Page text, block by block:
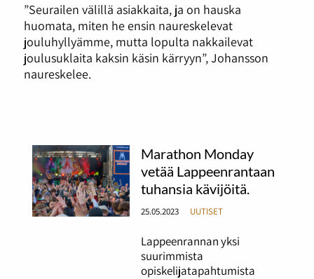
”Seurailen välillä asiakkaita, ja on hauska
huomata, miten he ensin naureskelevat
jouluhyllyämme, mutta lopulta nakkailevat
joulusuklaita kaksin käsin kärryyn”, Johansson
naureskelee.
Marathon Monday
vetää Lappeenrantaan
tuhansia kävijöitä.
25.05.2023 UUTISET
Lappeenrannan yksi
suurimmista
opiskelijatapahtumista